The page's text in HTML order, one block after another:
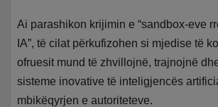
Ai parashikon krijimin e “sandbox-eve
IA”, të cilat përkufizohen si mjedise të
ofruesit mund të zhvillojnë, trajnojnë
sisteme inovative të inteligjencës
mbikëqyrjen e autoriteteve.